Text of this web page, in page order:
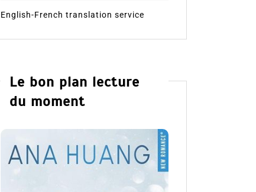
English-French translation service
Le bon plan lecture
du moment